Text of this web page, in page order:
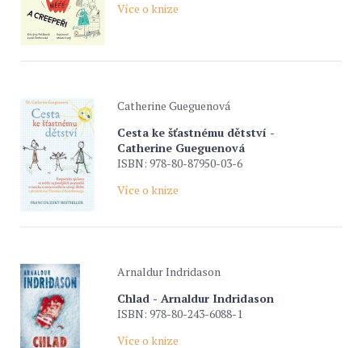
Více o knize
Catherine Gueguenová
Cesta ke šťastnému dětství -
Catherine Gueguenová
ISBN: 978-80-87950-03-6
Více o knize
Arnaldur Indridason
Chlad - Arnaldur Indridason
ISBN: 978-80-243-6088-1
Více o knize